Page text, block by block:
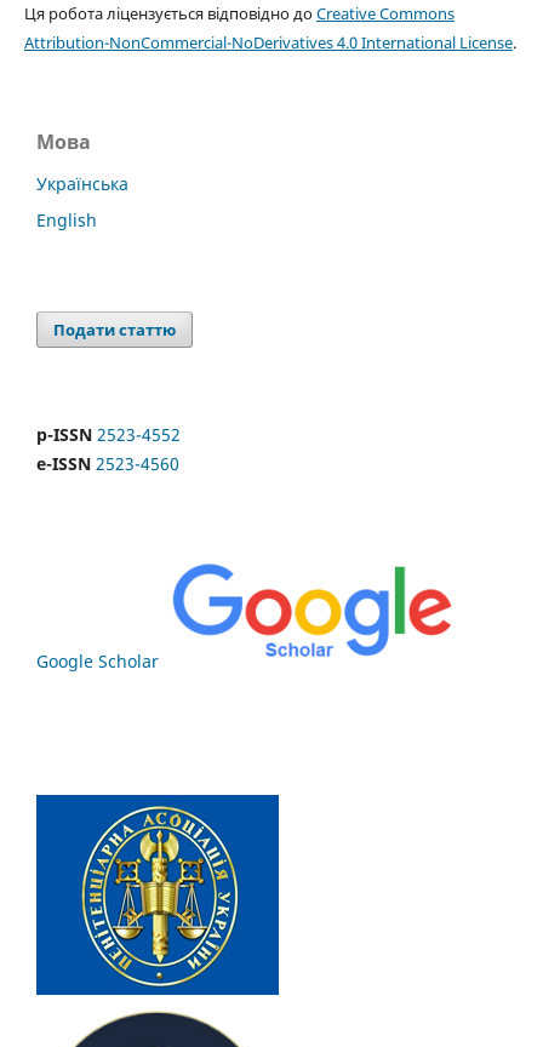
Ця робота ліцензується відповідно доCreative Commons
Attribution-NonCommercial-NoDerivatives 4.0 International License.
Мова
Українська
English
Подати статтю
p-ISSN 2523-4552
e-ISSN 2523-4560
Google Scholar